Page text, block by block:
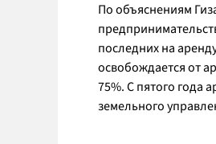
По объяснениям
последних на
освобождается от
75%. С пятого года
земельного